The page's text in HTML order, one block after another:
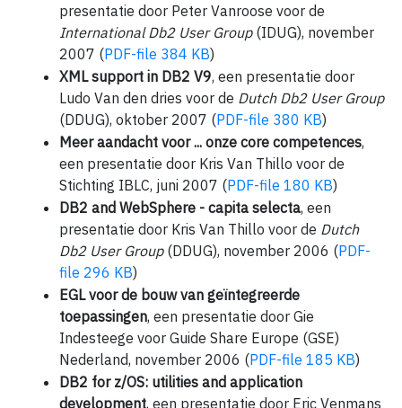
presentatie door Peter Vanroose voor de
International Db2 User Group(IDUG), november
2007 (PDF-file 384 KB)
XML support in DB2 V9, een presentatie door
Ludo Van den dries voor de Dutch Db2 User Group
(DDUG), oktober 2007 (PDF-file 380 KB)
Meer aandacht voor ... onze core competences,
een presentatie door Kris Van Thillo voor de
Stichting IBLC, juni 2007 (PDF-file 180 KB)
DB2 and WebSphere - capita selecta, een
presentatie door Kris Van Thillo voor de Dutch
Db2 User Group(DDUG), november 2006 (PDF-
file 296 KB)
EGL voor de bouw van geïntegreerde
toepassingen, een presentatie door Gie
Indesteege voor Guide Share Europe (GSE)
Nederland, november 2006 (PDF-file 185 KB)
DB2 for z/OS: utilities and application
development, een presentatie door Eric Venmans